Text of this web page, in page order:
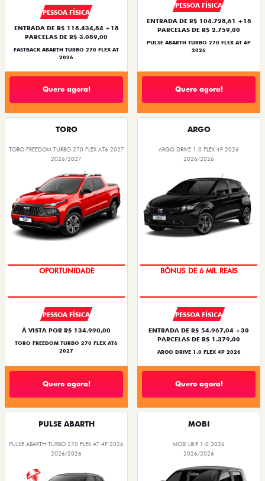
PESSOA FÍSICA
ENTRADA DE R$ 118.434,84 +18
PARCELAS DE R$ 3.089,00
FASTBACK ABARTH TURBO 270 FLEX AT
2026
Quero agora!
PESSOA FÍSICA
ENTRADA DE R$ 104.728,61 +18
PARCELAS DE R$ 2.759,00
PULSE ABARTH TURBO 270 FLEX AT 4P
2026
Quero agora!
TORO
TORO FREEDOM TURBO 270 FLEX AT6 2027
2026/2027
OPORTUNIDADE
PESSOA FÍSICA
À VISTA POR R$ 134.990,00
TORO FREEDOM TURBO 270 FLEX AT6
2027
Quero agora!
ARGO
ARGO DRIVE 1.0 FLEX 4P 2026
2026/2026
BÔNUS DE 6 MIL REAIS
PESSOA FÍSICA
ENTRADA DE R$ 54.967,04 +30
PARCELAS DE R$ 1.379,00
ARGO DRIVE 1.0 FLEX 4P 2026
Quero agora!
PULSE ABARTH
PULSE ABARTH TURBO 270 FLEX AT 4P 2026
2026/2026
MOBI
MOBI LIKE 1.0 2026
2026/2026